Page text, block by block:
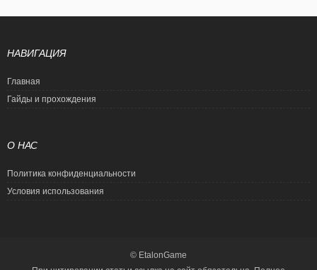
НАВИГАЦИЯ
Главная
Гайды и прохождения
О НАС
Политика конфиденциальности
Условия использования
© EtalonGame